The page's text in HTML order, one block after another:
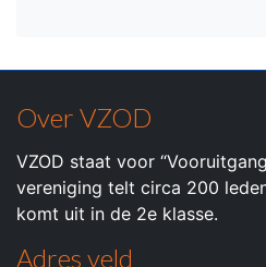
Over VZOD
VZOD staat voor
vereniging telt circa 200
komt uit in de 2e klasse.
Adres veld